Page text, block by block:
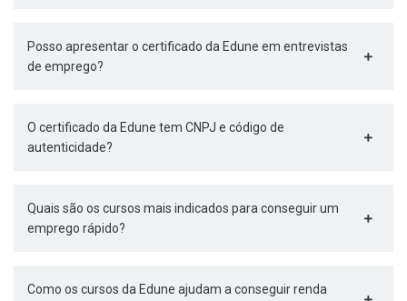
Posso apresentar o certificado da Edune em entrevistas
de emprego?
O certificado da Edune tem CNPJ e código de
autenticidade?
Quais são os cursos mais indicados para conseguir um
emprego rápido?
Como os cursos da Edune ajudam a conseguir renda